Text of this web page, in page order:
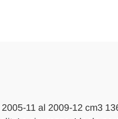
11 al 2009-12 cm3